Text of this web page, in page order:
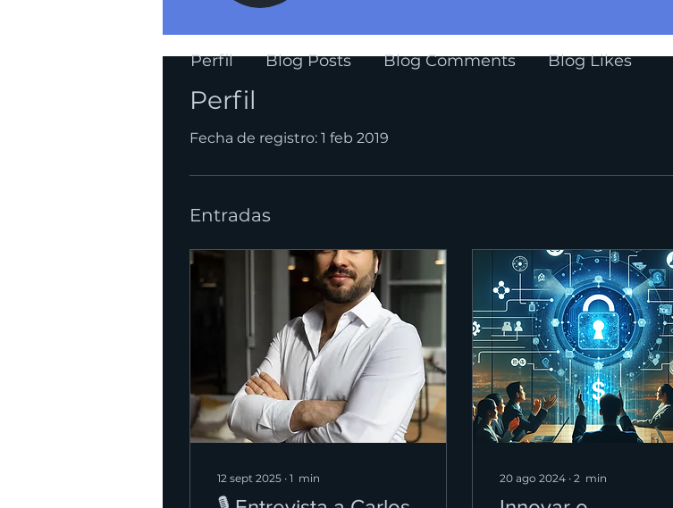
Perfil
Fecha de registro: 1 feb 2019
Entradas
12 sept 2025 ∙ 1 min 20 ago 2024 ∙ 2 min
Perfil Blog Posts Blog Comments Blog Likes